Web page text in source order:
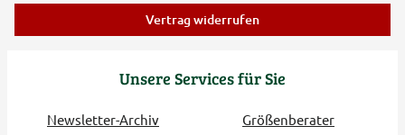
Unsere Services für Sie
Newsletter-Archiv
Größenberater
Vertrag widerrufen